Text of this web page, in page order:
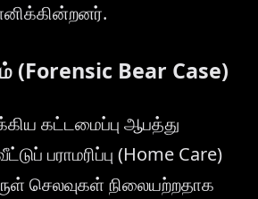
(Forensic Bear Case)
கட்டமைப்பு ஆபத்து
பராமரிப்பு (Home Care)
செலவுகள் நிலையற்றதாக